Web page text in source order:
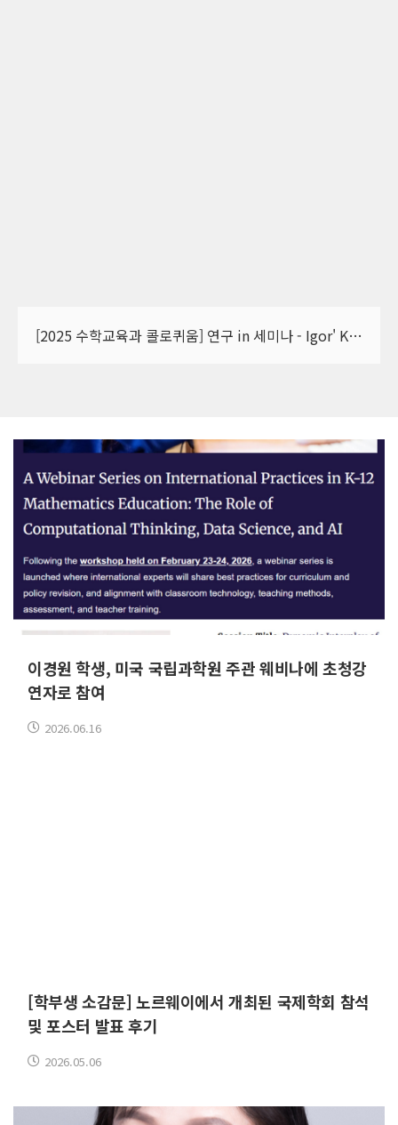
[2025 수학교육과 콜로퀴움] 연구 in 세미나 - Igor' Kontorovich 교수 (The University of Hong Kong) 초청 강연 안내
이경원 학생, 미국 국립과학원 주관 웨비나에 초청강
연자로 참여
2026.06.16
[학부생 소감문] 노르웨이에서 개최된 국제학회 참석
및 포스터 발표 후기
2026.05.06